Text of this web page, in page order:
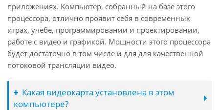
приложениях. Компьютер, собранный на базе этого
процессора, отлично проявит себя в современных
играх, учебе, программировании и проектировании,
работе с видео и графикой. Мощности этого процессора
будет достаточно в том числе и для для качественной
потоковой трансляции видео.
Какая видеокарта установлена в этом
компьютере?